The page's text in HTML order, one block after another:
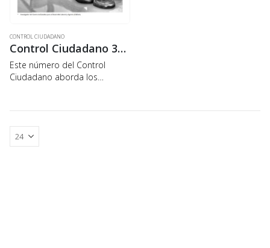
CONTROL CIUDADANO
Control Ciudadano 37: Transgénicos: ¿uso soberano de la biotecnología o sumisión a las empresas transnacionales?
Este número del Control
Ciudadano aborda los
agricultura boliviana,
analizando los impactos en
salud, medio ambiente,
biodiversidad, productividad y